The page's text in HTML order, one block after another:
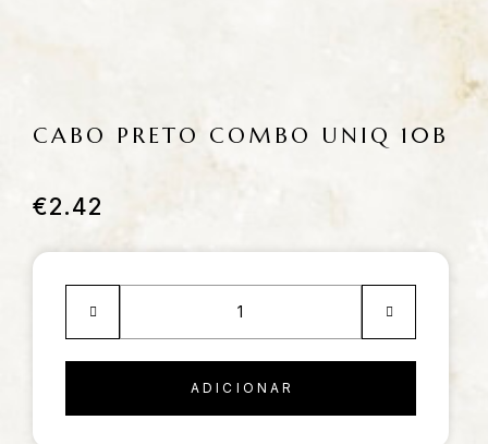
CABO PRETO COMBO UNIQ 10B
€2.42
ADICIONAR